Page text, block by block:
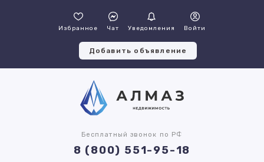
Избранное Чат Уведомления Войти
Добавить объявление
Бесплатный звонок по РФ
8 (800) 551-95-18